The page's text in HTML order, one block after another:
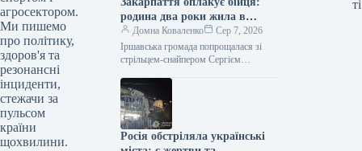
агросектором.
Ми пишемо
про політику,
здоров'я та
резонансні
інциденти,
стежачи за
пульсом
країни
щохвилини.
родина два роки жила в
невідомості
Домна Коваленко
Сер 7, 2026
Іршавська громада попрощалася зі
стрільцем-снайпером Сергієм
України, стрільця-снайпера Сергія
Воробка, поховали в Іршаві. Про це
повідомили у…
Росія обстріляла українські
ті